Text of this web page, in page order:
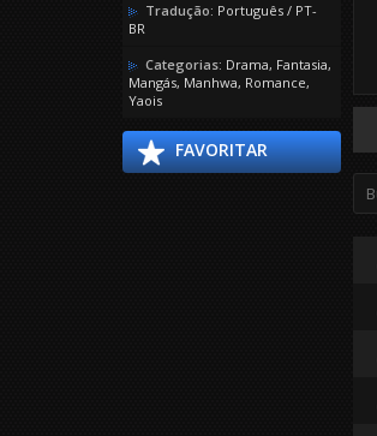
Tradução: Português / PT-
BR
Categorias: Drama, Fantasia,
Mangás, Manhwa, Romance,
Yaois
FAVORITAR